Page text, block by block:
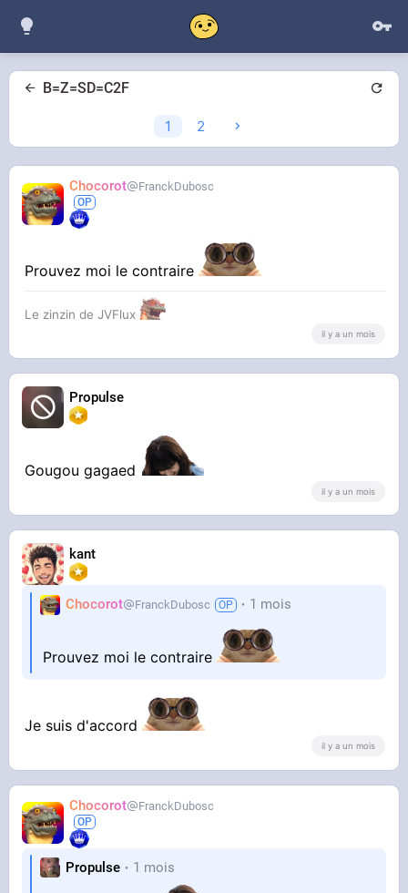
B=Z=SD=C2F
1 2
Chocorot FranckDubosc
Prouvez moi le contraire
Le zinzin de JVFlux
il y a un mois
Propulse
Gougou gagaed
il y a un mois
kant
Chocorot FranckDubosc 1 mois
Prouvez moi le contraire
Je suis d'accord
il y a un mois
Chocorot FranckDubosc
Propulse 1 mois